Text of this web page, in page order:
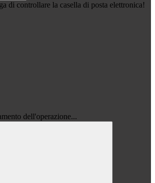
di controllare la casella di posta elettronica!
dell'operazione...